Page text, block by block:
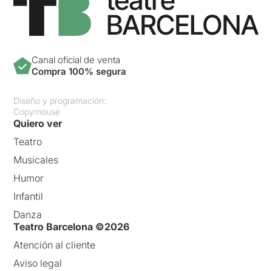
Canal oficial de venta
Compra 100% segura
Diseño y programación:
Copymouse
Quiero ver
Teatro
Musicales
Humor
Infantil
Danza
Teatro Barcelona ©2026
Atención al cliente
Aviso legal